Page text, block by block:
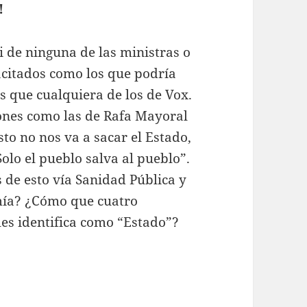
de ninguna de las ministras o
como los que podría
que cualquiera de los de Vox.
como las de Rafa Mayoral
no nos va a sacar el Estado,
el pueblo salva al pueblo”.
de esto vía Sanidad Pública y
¿Cómo que cuatro
identifica como “Estado”?